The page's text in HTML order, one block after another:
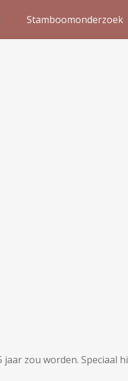
Stamboomonderzoek
zou worden. Speciaal